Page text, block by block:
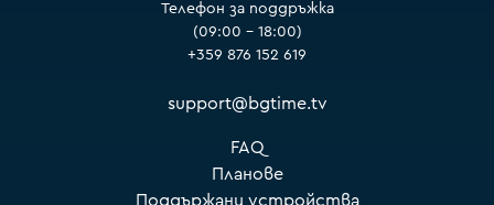
Телефон за поддръжка
(09:00 – 18:00)
+359 876 152 619
support@bgtime.tv
FAQ
Планове
Поддържани устройства